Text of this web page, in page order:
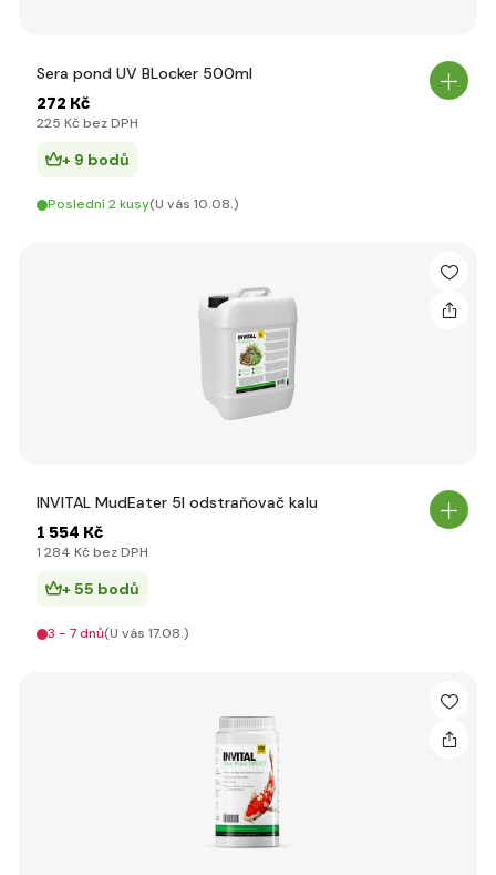
Sera pond UV BLocker 500ml
272 Kč
225 Kč bez DPH
+ 9 bodů
Poslední 2 kusy(U vás 10.08.)
INVITAL MudEater 5l odstraňovač kalu
1 554 Kč
1 284 Kč bez DPH
+ 55 bodů
3 - 7 dnů(U vás 17.08.)